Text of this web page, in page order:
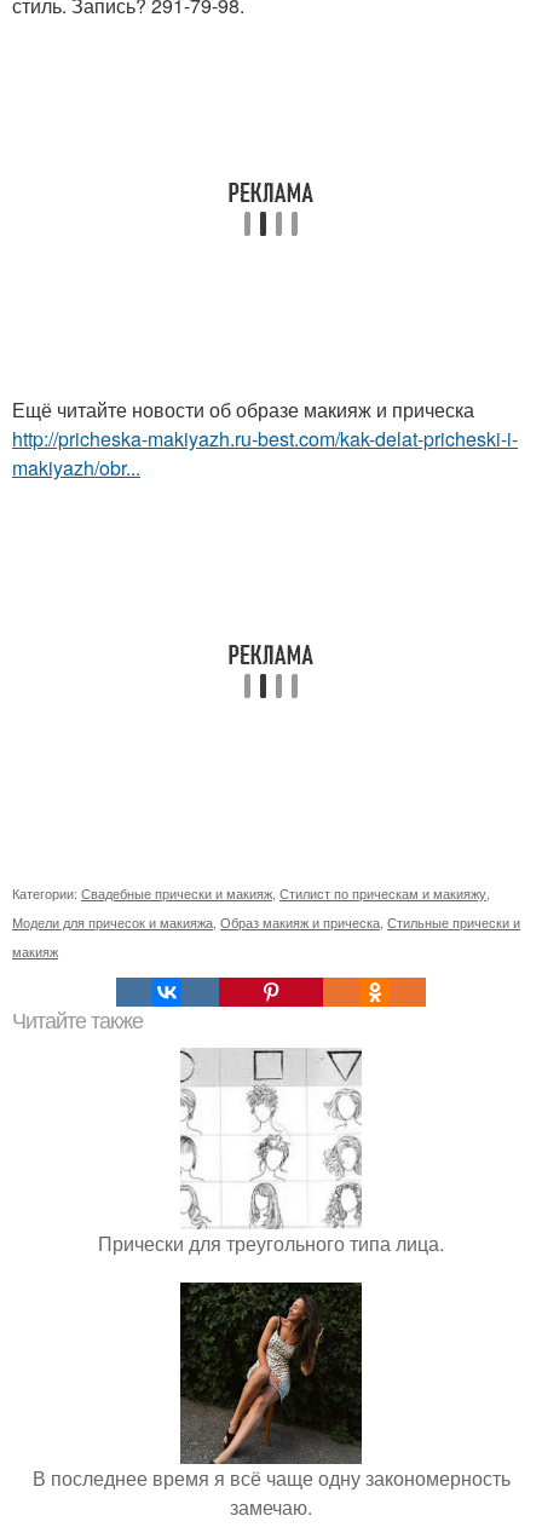
Ещё читайте новости об образе макияж и прическа
http://pricheska-makiyazh.ru-best.com/kak-delat-pricheski-i-
makiyazh/obr...
Категории: Свадебные прически и макияж Стилист по прическам и макияжу
Модели для причесок и макияжа Образ макияж и прическа Стильные прически и
макияж
Читайте также
Прически для треугольного типа лица.
В последнее время я всё чаще одну закономерность
замечаю.